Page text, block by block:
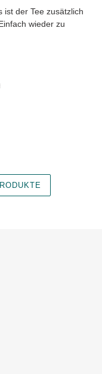
ist der Tee zusätzlich
wieder zu